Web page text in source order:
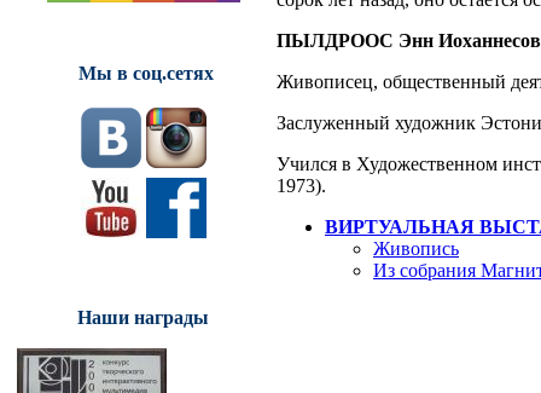
Мы в соц.сетях
Наши награды
ПЫЛДРООС Энн
Живописец, общественный
Заслуженный художник
Учился в Художественном
1973).
ВИРТУАЛЬНАЯ
Живопись
Из собрания